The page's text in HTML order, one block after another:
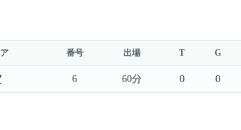
番号 出場 T G
6 60分 0 0